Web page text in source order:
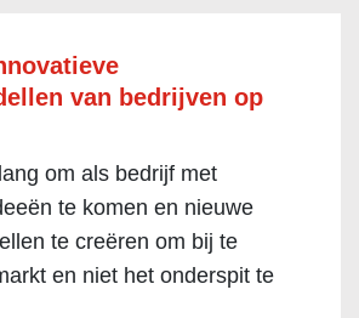
van bedrijven op
om als bedrijf met
te komen en nieuwe
te creëren om bij te
en niet het onderspit te